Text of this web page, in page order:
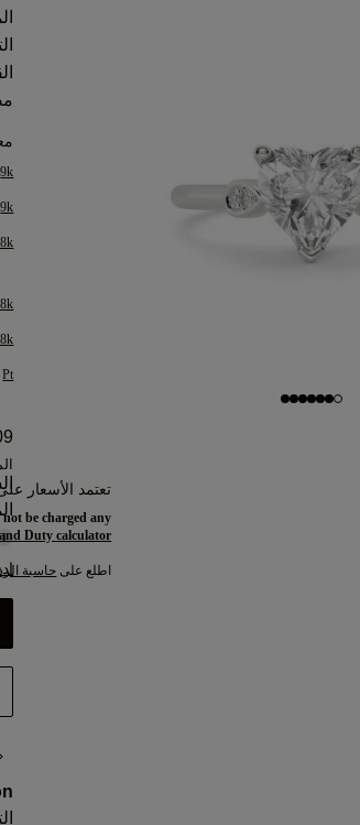
9k
9k
Pt
تعتمد الأسعار
be charged any
Duty calculator
اطلع على حاسبة